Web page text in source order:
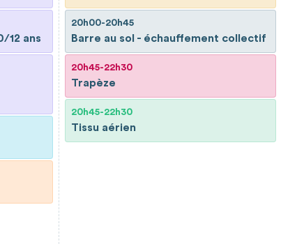
12 ans
20h00-20h45
Barre au sol - échauffement collectif
20h45-22h30
Trapèze
20h45-22h30
Tissu aérien